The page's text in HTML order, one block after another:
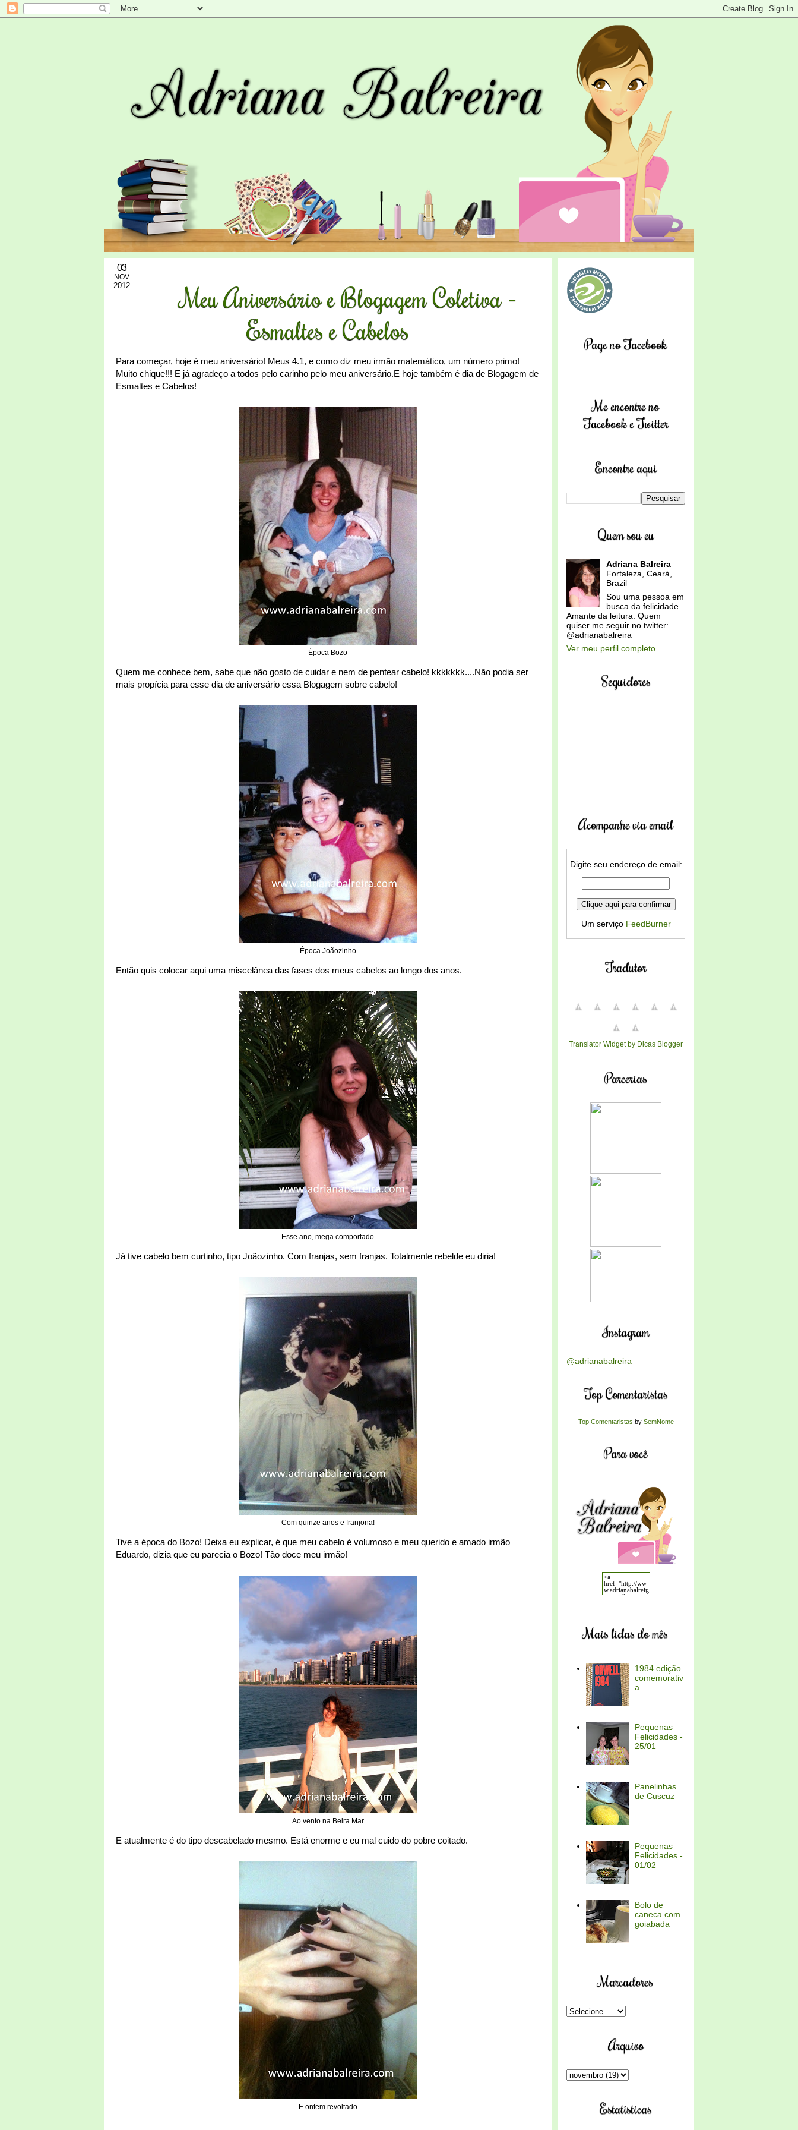
03
NOV
2012
Meu Aniversário e Blogagem Coletiva -
Esmaltes e Cabelos
Para começar, hoje é meu aniversário! Meus 4.1, e como diz meu irmão matemático, um número primo!
Muito chique!!! E já agradeço a todos pelo carinho pelo meu aniversário.E hoje também é dia de Blogagem de
Esmaltes e Cabelos!
Época Bozo
Quem me conhece bem, sabe que não gosto de cuidar e nem de pentear cabelo! kkkkkkk....Não podia ser
mais propícia para esse dia de aniversário essa Blogagem sobre cabelo!
Época Joãozinho
Então quis colocar aqui uma miscelânea das fases dos meus cabelos ao longo dos anos.
Esse ano, mega comportado
Já tive cabelo bem curtinho, tipo Joãozinho. Com franjas, sem franjas. Totalmente rebelde eu diria!
Com quinze anos e franjona!
Tive a época do Bozo! Deixa eu explicar, é que meu cabelo é volumoso e meu querido e amado irmão
Eduardo, dizia que eu parecia o Bozo! Tão doce meu irmão!
Ao vento na Beira Mar
E atualmente é do tipo descabelado mesmo. Está enorme e eu mal cuido do pobre coitado.
E ontem revoltado
Page no Facebook
Me encontre no
Facebook e Twitter
Encontre aqui
Quem sou eu
Adriana Balreira
Fortaleza, Ceará,
Brazil
Sou uma pessoa em
busca da felicidade.
Amante da leitura. Quem
quiser me seguir no twitter:
@adrianabalreira
Ver meu perfil completo
Seguidores
Acompanhe via email
Digite seu endereço de email:
Um serviço FeedBurner
Tradutor
Translator Widget by Dicas Blogger
Parcerias
Instagram
@adrianabalreira
Top Comentaristas
Top Comentaristas by SemNome
Para você
Mais lidas do mês
1984 edição
comemorativ
a
Pequenas
Felicidades -
25/01
Panelinhas
de Cuscuz
Pequenas
Felicidades -
01/02
Bolo de
caneca com
goiabada
Marcadores
Arquivo
Estatísticas